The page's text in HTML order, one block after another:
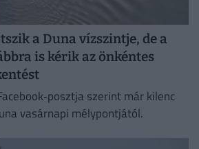
a Duna vízszintje, de a
is kérik az önkéntes
szerint már kilenc
vasárnapi mélypontjától.